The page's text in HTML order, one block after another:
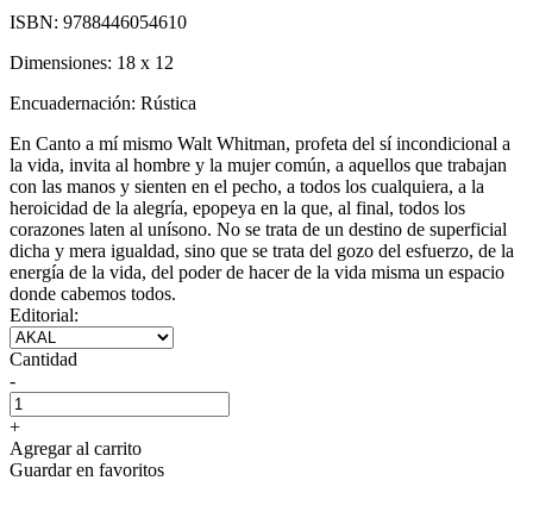
ISBN: 9788446054610
Dimensiones: 18 x 12
Encuadernación: Rústica
En Canto a mí mismo Walt Whitman, profeta del sí incondicional a
la vida, invita al hombre y la mujer común, a aquellos que trabajan
con las manos y sienten en el pecho, a todos los cualquiera, a la
heroicidad de la alegría, epopeya en la que, al final, todos los
corazones laten al unísono. No se trata de un destino de superficial
dicha y mera igualdad, sino que se trata del gozo del esfuerzo, de la
energía de la vida, del poder de hacer de la vida misma un espacio
donde cabemos todos.
Editorial:
Cantidad
-
+
Agregar al carrito
Guardar en favoritos